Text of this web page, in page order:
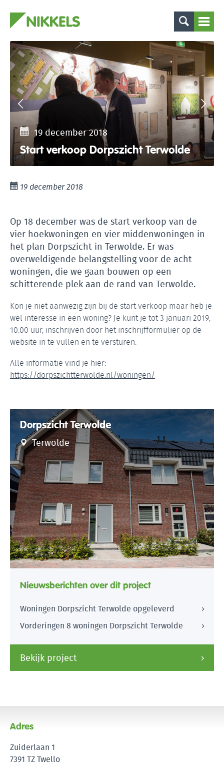
19 december 2018
Start verkoop Dorpszicht Terwolde
19 december 2018
Op 18 december was de start verkoop van de
vier hoekwoningen en vier middenwoningen in
het plan Dorpszicht in Terwolde. Er was
overweldigende belangstelling voor de acht
woningen, die we gaan bouwen op een
schitterende plek aan de rand van Terwolde.
Kon je niet aanwezig zijn bij de start verkoop maar heb je
wel interesse in een woning? Je kunt je tot 3 januari 2019,
10.00 uur, inschrijven door het inschrijfformulier op de
website in te vullen en te versturen.
Alle informatie vind je hier:
https://dorpszichtterwolde.nl/woningen/
Dorpszicht Terwolde
Terwolde
Nieuwsberichten over dit project
Woningen Dorpszicht Terwolde opgeleverd
Vorderingen 8 woningen Dorpszicht Terwolde
Bekijk project
Adres
Zuiderlaan 1
7391 TZ Twello